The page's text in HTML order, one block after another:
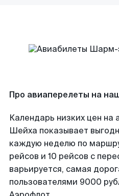
Про авиаперелеты на
Календарь низких цен
Шейха показывает
каждую неделю по
рейсов и 10 рейсов с
варьируется, самая
пользователями 9000